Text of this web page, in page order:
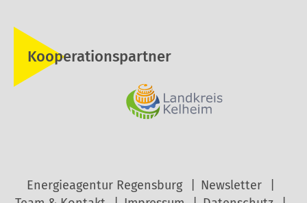
Kooperationspartner
Energieagentur Regensburg
Newsletter